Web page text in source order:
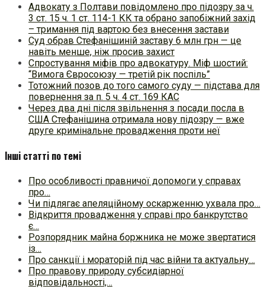
Адвокату з Полтави повідомлено про підозру за ч.
3 ст. 15 ч. 1 ст. 114-1 КК та обрано запобіжний захід
– тримання під вартою без внесення застави
Суд обрав Стефанішиній заставу 6 млн грн — це
навіть менше, ніж просив захист
Спростування міфів про адвокатуру. Міф шостий:
“Вимога Євросоюзу — третій рік поспіль”
Тотожний позов до того самого суду — підстава для
повернення за п. 5 ч. 4 ст. 169 КАС
Через два дні після звільнення з посади посла в
США Стефанішина отримала нову підозру — вже
друге кримінальне провадження проти неї
Інші статті по темі
Про особливості правничої допомоги у справах
про…
Чи підлягає апеляційному оскарженню ухвала про…
Відкриття провадження у справі про банкрутство
є…
Розпорядник майна боржника не може звертатися
із…
Про санкції і мораторій під час війни та актуальну…
Про правову природу субсидіарної
відповідальності,…